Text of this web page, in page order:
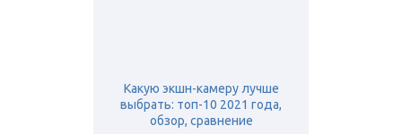
Какую экшн-камеру лучше
выбрать: топ-10 2021 года,
обзор, сравнение